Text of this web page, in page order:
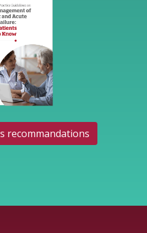
recommandations